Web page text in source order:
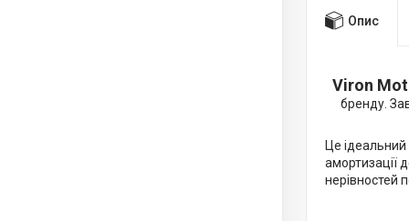
Опис
Viron
бренду.
Це
амортизації
нерівностей